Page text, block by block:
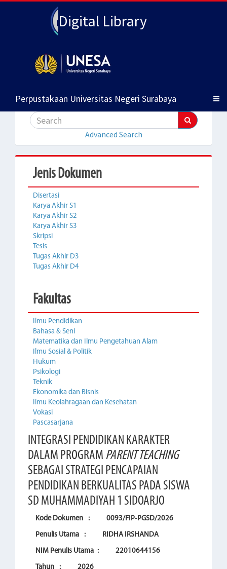
Digital Library
Perpustakaan Universitas Negeri Surabaya
Advanced Search
Jenis Dokumen
Disertasi
Karya Akhir S1
Karya Akhir S2
Karya Akhir S3
Skripsi
Tesis
Tugas Akhir D3
Tugas Akhir D4
Fakultas
Ilmu Pendidikan
Bahasa & Seni
Matematika dan Ilmu Pengetahuan Alam
Ilmu Sosial & Politik
Hukum
Psikologi
Teknik
Ekonomika dan Bisnis
Ilmu Keolahragaan dan Kesehatan
Vokasi
Pascasarjana
INTEGRASI PENDIDIKAN KARAKTER
DALAM PROGRAM PARENT TEACHING
SEBAGAI STRATEGI PENCAPAIAN
PENDIDIKAN BERKUALITAS PADA SISWA
SD MUHAMMADIYAH 1 SIDOARJO
Kode Dokumen : 0093/FIP-PGSD/2026
Penulis Utama : RIDHA IRSHANDA
NIM Penulis Utama : 22010644156
Tahun : 2026